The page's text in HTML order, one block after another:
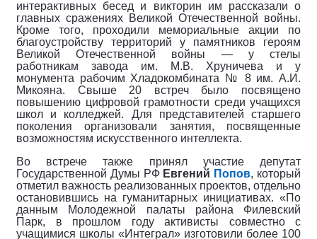
интерактивных бесед и викторин им рассказали о
главных сражениях Великой Отечественной войны.
Кроме того, проходили мемориальные акции по
благоустройству территорий у памятников героям
Великой Отечественной войны — у стелы
работникам завода им. М.В. Хруничева и у
монумента рабочим Хладокомбината № 8 им. А.И.
Микояна. Свыше 20 встреч было посвящено
повышению цифровой грамотности среди учащихся
школ и колледжей. Для представителей старшего
поколения организовали занятия, посвященные
возможностям искусственного интеллекта.
Во встрече также принял участие депутат
Государственной Думы РФ Евгений Попов, который
отметил важность реализованных проектов, отдельно
остановившись на гуманитарных инициативах. «По
данным Молодежной палаты района Филевский
Парк, в прошлом году активисты совместно с
учащимися школы «Интеграл» изготовили более 100